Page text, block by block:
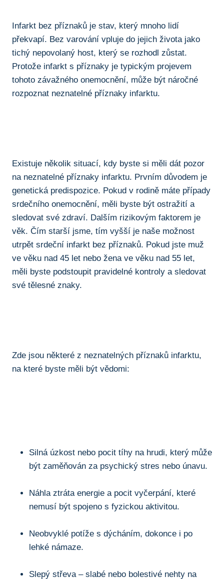
Infarkt bez příznaků je⁤ stav, který mnoho lidí
překvapí. Bez varování vpluje do jejich života jako
tichý nepovolaný host, který⁤ se rozhodl zůstat.
Protože infarkt s příznaky‌ je typickým projevem
tohoto závažného onemocnění, ‍může být náročné
rozpoznat neznatelné příznaky infarktu.
Existuje několik situací, kdy byste si ​měli dát ‌pozor
na neznatelné příznaky infarktu. Prvním důvodem ⁣je
genetická ‌predispozice. Pokud v⁣ rodině⁢ máte případy
srdečního onemocnění, měli byste být ostražití a
sledovat své zdraví. Dalším rizikovým faktorem je
‌věk. Čím starší jsme, tím vyšší je naše možnost
utrpět srdeční infarkt bez příznaků. Pokud jste muž
‍ve věku nad ⁢45 let nebo žena ve věku nad 55 let,
měli byste podstoupit pravidelné kontroly a sledovat
své tělesné znaky.
Zde ⁣jsou některé z neznatelných příznaků ⁤infarktu,
⁣na které byste měli ‍být ‍vědomi:
Silná úzkost nebo pocit tíhy na hrudi, který může
být zaměňován za psychický stres nebo únavu.
Náhla ztráta energie a pocit vyčerpání, které
nemusí být spojeno s fyzickou ​aktivitou.
Neobvyklé potíže s dýcháním, dokonce i po
lehké námaze.
Slepý střeva⁢ – slabé nebo bolestivé nehty​ na